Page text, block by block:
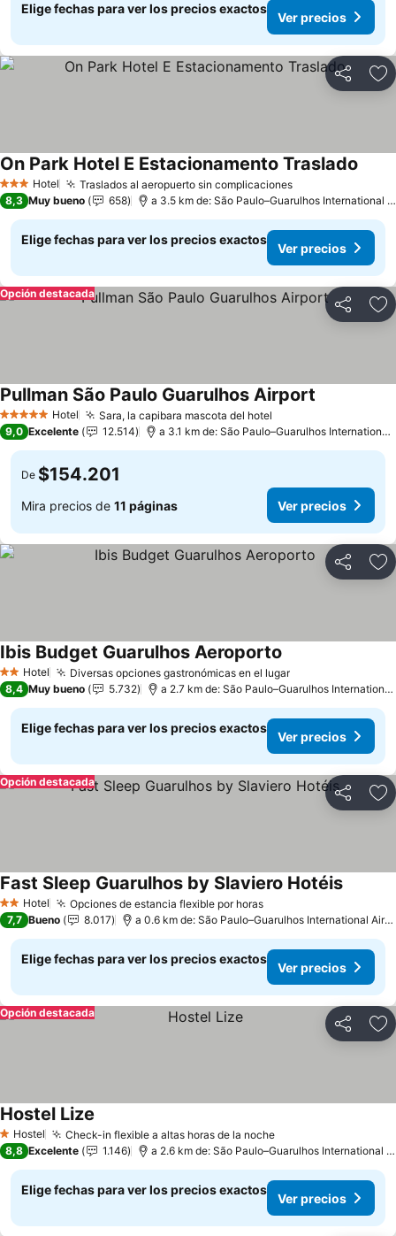
Elige fechas para ver los precios exactos
Ver precios
Compartir
3 Estrellas
Hotel Traslados al aeropuerto sin complicaciones
On Park Hotel E Estacionamento Traslado
8,3 Muy bueno 658 a 3.5 km de: São Paulo–Guarulhos International Airport
Elige fechas para ver los precios exactos
Ver precios
Compartir
Opción destacada
5 Estrellas Hotel Sara, la capibara mascota del hotel
Pullman São Paulo Guarulhos Airport
9,0 Excelente 12.514 a 3.1 km de: São Paulo–Guarulhos International Airport
De $154.201
Mira precios de 11 páginas Ver precios
Compartir
2 Estrellas
Hotel Diversas opciones gastronómicas en el lugar
Ibis Budget Guarulhos Aeroporto
8,4 Muy bueno 5.732 a 2.7 km de: São Paulo–Guarulhos International Airport
Elige fechas para ver los precios exactos
Ver precios
Compartir
Opción destacada
2 Estrellas
Hotel Opciones de estancia flexible por horas
Fast Sleep Guarulhos by Slaviero Hotéis
7,7 Bueno 8.017 a 0.6 km de: São Paulo–Guarulhos International Airport
Elige fechas para ver los precios exactos
Ver precios
Compartir
Opción destacada
1 Estrellas
Hostel Check-in flexible a altas horas de la noche
Hostel Lize
8,8 Excelente 1.146 a 2.6 km de: São Paulo–Guarulhos International Airport
Elige fechas para ver los precios exactos
Ver precios